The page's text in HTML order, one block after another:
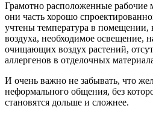
Грамотно расположенные рабочие
они часть хорошо
учтены температура в помещении,
воздуха, необходимое освещение,
очищающих воздух растений,
аллергенов в отделочных
И очень важно не забывать, что
неформального общения, без
становятся дольше и сложнее.